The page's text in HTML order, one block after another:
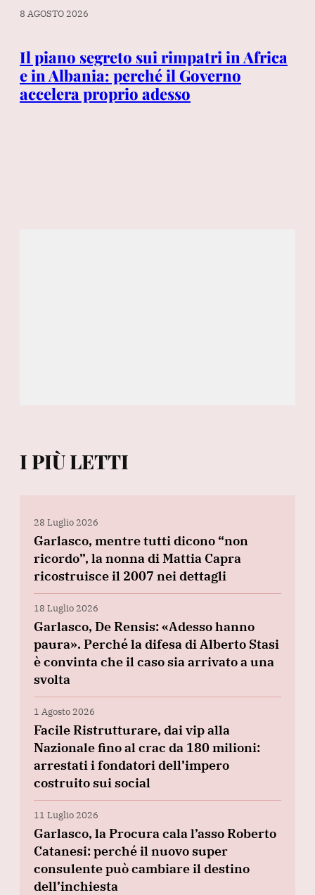
8 AGOSTO 2026
Il piano segreto sui rimpatri in Africa
e in Albania: perché il Governo
accelera proprio adesso
I PIÙ LETTI
28 Luglio 2026
Garlasco, mentre tutti dicono “non
ricordo”, la nonna di Mattia Capra
ricostruisce il 2007 nei dettagli
18 Luglio 2026
Garlasco, De Rensis: «Adesso hanno
paura». Perché la difesa di Alberto Stasi
è convinta che il caso sia arrivato a una
svolta
1 Agosto 2026
Facile Ristrutturare, dai vip alla
Nazionale fino al crac da 180 milioni:
arrestati i fondatori dell’impero
costruito sui social
11 Luglio 2026
Garlasco, la Procura cala l’asso Roberto
Catanesi: perché il nuovo super
consulente può cambiare il destino
dell’inchiesta